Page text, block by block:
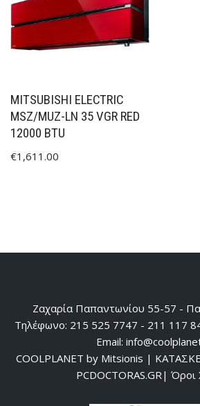
MITSUBISHI ELECTRIC
MSZ/MUZ-LN 35 VGR RED
12000 BTU
€1,611.00
Ζαχαρία Παπαντωνίου 55-57 -
Τηλέφωνο: 215 525 7747 - 211 117
Email:
COOLPLANET by Mitsionis |
PCDOCTORAS.GR| Όροι